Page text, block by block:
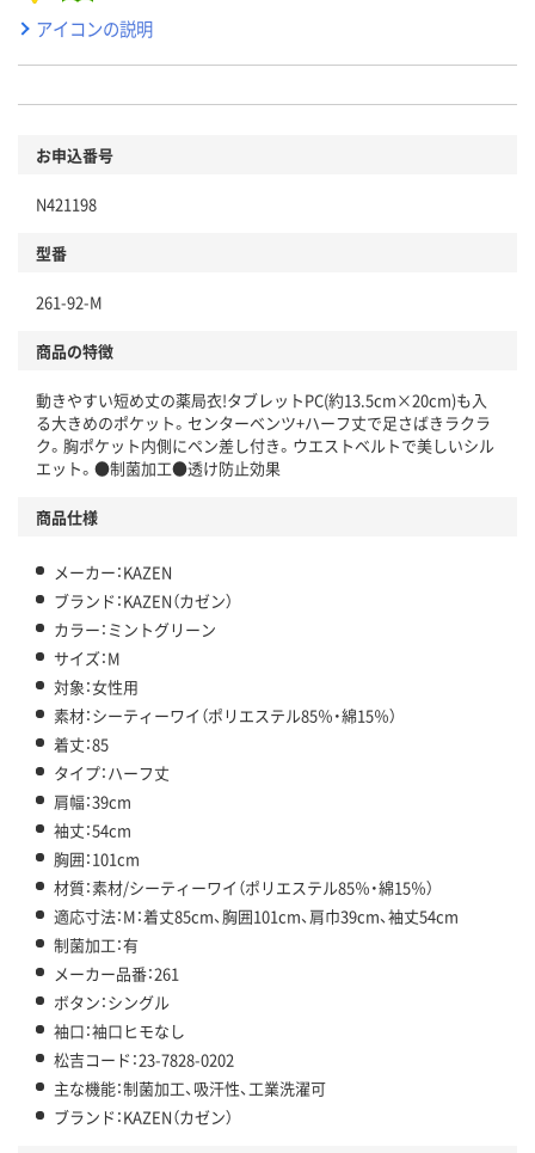
アイコンの説明
お申込番号
N421198
型番
261-92-M
商品の特徴
動きやすい短め丈の薬局衣!タブレットPC(約13.5cm×20cm)も入
る大きめのポケット。センターベンツ+ハーフ丈で足さばきラクラ
ク。胸ポケット内側にペン差し付き。ウエストベルトで美しいシル
エット。●制菌加工●透け防止効果
商品仕様
メーカー：KAZEN
ブランド：KAZEN（カゼン）
カラー：ミントグリーン
サイズ：M
対象：女性用
素材：シーティーワイ（ポリエステル85％・綿15％）
着丈：85
タイプ：ハーフ丈
肩幅：39cm
袖丈：54cm
胸囲：101cm
材質：素材/シーティーワイ（ポリエステル85％・綿15％）
適応寸法：M：着丈85cm、胸囲101cm、肩巾39cm、袖丈54cm
制菌加工：有
メーカー品番：261
ボタン：シングル
袖口：袖口ヒモなし
松吉コード：23-7828-0202
主な機能：制菌加工、吸汗性、工業洗濯可
ブランド：KAZEN（カゼン）